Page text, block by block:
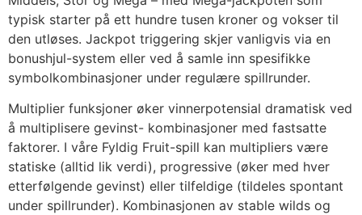
typisk starter på ett hundre tusen kroner og vokser til
den utløses. Jackpot triggering skjer vanligvis via en
bonushjul-system eller ved å samle inn spesifikke
symbolkombinasjoner under regulære spillrunder.
Multiplier funksjoner øker vinnerpotensial dramatisk ved
å multiplisere gevinst- kombinasjoner med fastsatte
faktorer. I våre Fyldig Fruit-spill kan multipliers være
statiske (alltid lik verdi), progressive (øker med hver
etterfølgende gevinst) eller tilfeldige (tildeles spontant
under spillrunder). Kombinasjonen av stable wilds og